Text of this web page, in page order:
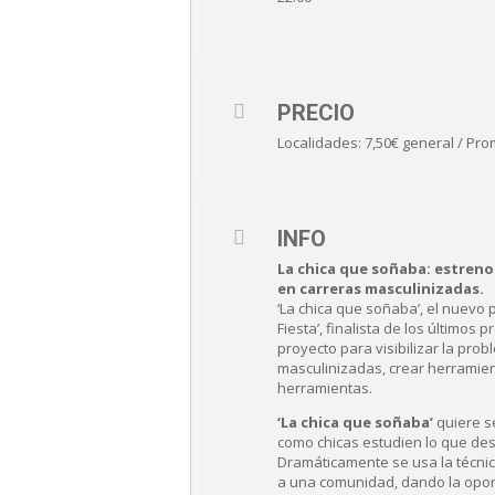
PRECIO
Localidades: 7,50€ general /
INFO
La chica que soñaba:
en carreras masculinizadas.
‘La chica que soñaba’, el
Fiesta’, finalista de los últimos
proyecto para visibilizar la
masculinizadas, crear
herramientas.
‘La chica que soñaba’ quiere
como chicas estudien lo que
Dramáticamente se usa la
a una comunidad, dando la